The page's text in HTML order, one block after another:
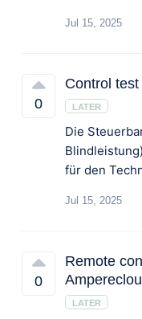
Jul 15, 2025
0
Control
LATER
Die
Jul 15, 2025
0
Remote
LATER